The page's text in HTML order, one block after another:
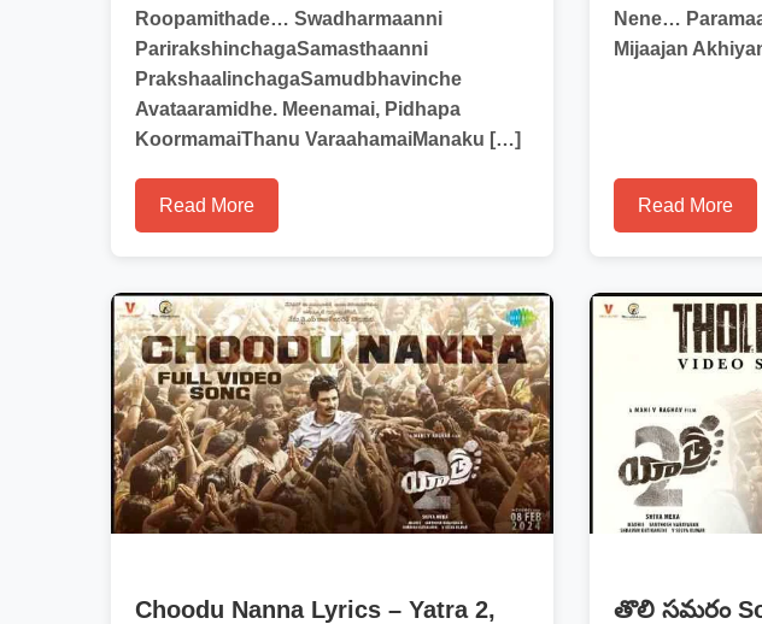
Roopamithade… Swadharmaanni
ParirakshinchagaSamasthaanni
PrakshaalinchagaSamudbhavinche
Avataaramidhe. Meenamai, Pidhapa
KoormamaiThanu VaraahamaiManaku […]
Read More
Nene…
Mijaajan
Read More
Choodu Nanna Lyrics – Yatra 2,
తొలి సమరం